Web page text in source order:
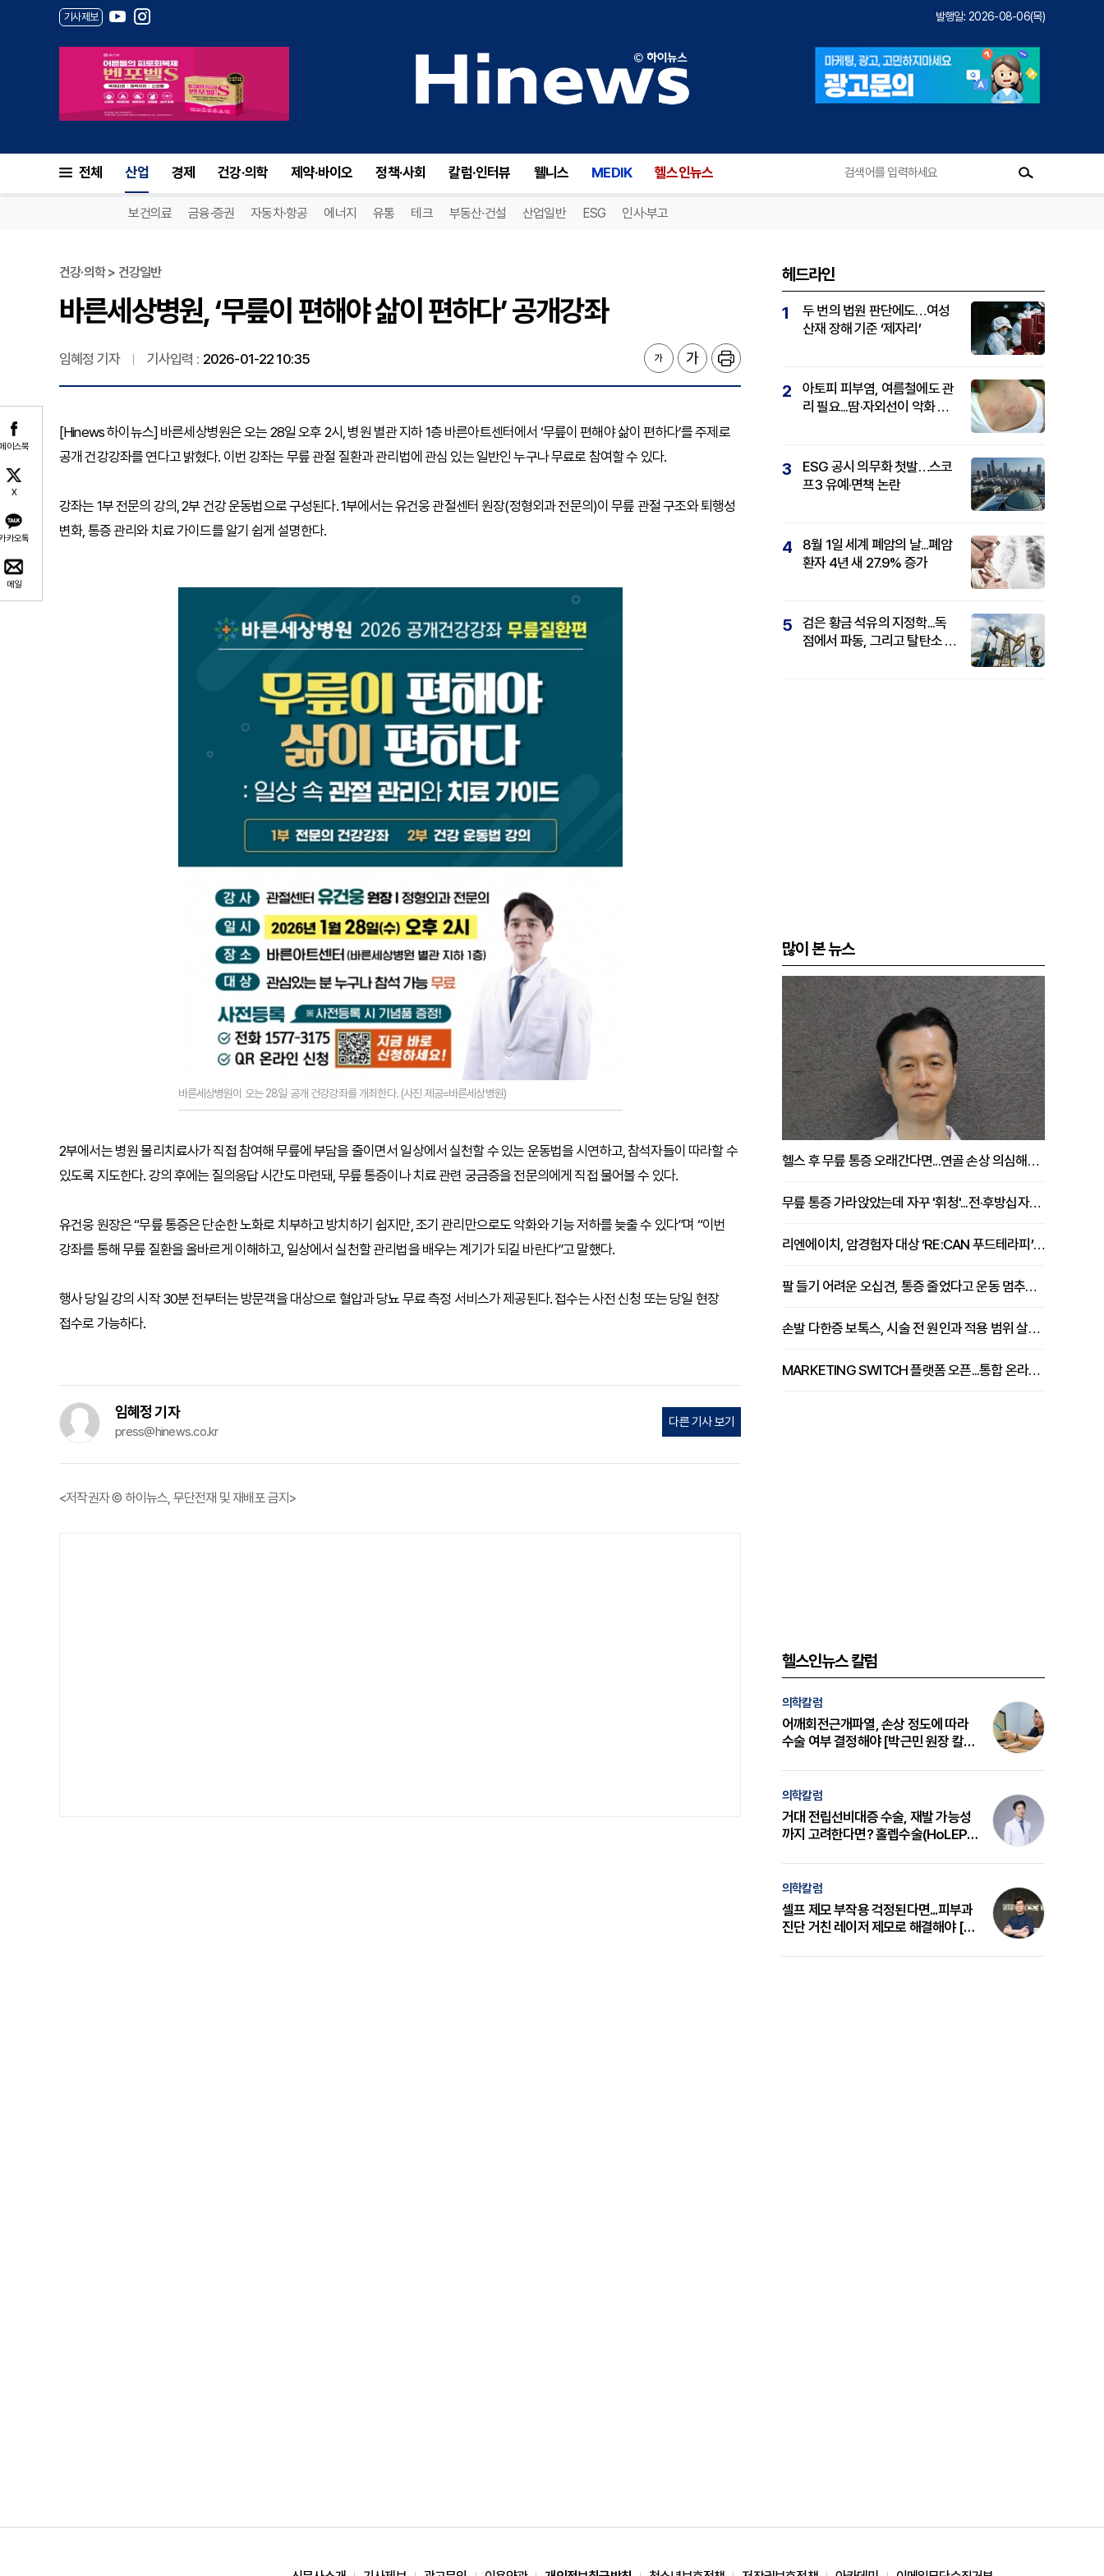
기사제보 발행일: 2026-08-06(목)
전체 산업 경제 건강·의학 제약·바이오 정책·사회 칼럼·인터뷰 웰니스 MEDIK 헬스인뉴스
보건의료 금융·증권 자동차·항공 에너지 유통 테크 부동산·건설 산업일반 ESG 인사·부고
이스북
X
카오톡
메일
건강·의학 > 건강일반
바른세상병원, ‘무릎이 편해야 삶이 편하다’ 공개강좌
임혜정 기자 기사입력 : 2026-01-22 10:35
[Hinews 하이뉴스] 바른세상병원은 오는 28일 오후 2시, 병원 별관 지하 1층 바른아트센터에서 ‘무릎이 편해야 삶이 편하다’를 주제로
공개 건강강좌를 연다고 밝혔다. 이번 강좌는 무릎 관절 질환과 관리법에 관심 있는 일반인 누구나 무료로 참여할 수 있다.
강좌는 1부 전문의 강의, 2부 건강 운동법으로 구성된다. 1부에서는 유건웅 관절센터 원장(정형외과 전문의)이 무릎 관절 구조와 퇴행성
변화, 통증 관리와 치료 가이드를 알기 쉽게 설명한다.
바른세상병원이 오는 28일 공개 건강강좌를 개최한다. (사진 제공=바른세상병원)
2부에서는 병원 물리치료사가 직접 참여해 무릎에 부담을 줄이면서 일상에서 실천할 수 있는 운동법을 시연하고, 참석자들이 따라할 수
있도록 지도한다. 강의 후에는 질의응답 시간도 마련돼, 무릎 통증이나 치료 관련 궁금증을 전문의에게 직접 물어볼 수 있다.
유건웅 원장은 “무릎 통증은 단순한 노화로 치부하고 방치하기 쉽지만, 조기 관리만으로도 악화와 기능 저하를 늦출 수 있다”며 “이번
강좌를 통해 무릎 질환을 올바르게 이해하고, 일상에서 실천할 관리법을 배우는 계기가 되길 바란다”고 말했다.
행사 당일 강의 시작 30분 전부터는 방문객을 대상으로 혈압과 당뇨 무료 측정 서비스가 제공된다. 접수는 사전 신청 또는 당일 현장
접수로 가능하다.
임혜정 기자
press@hinews.co.kr
다른 기사 보기
<저작권자 © 하이뉴스, 무단전재 및 재배포 금지>
헤드라인
1
두 번의 법원 판단에도…여성
산재 장해 기준 ‘제자리’
2
아토피 피부염, 여름철에도 관
리 필요...땀·자외선이 악화 요
3
ESG 공시 의무화 첫발…스코
프3 유예·면책 논란
4
8월 1일 세계 폐암의 날...폐암
환자 4년 새 27.9% 증가
5
검은 황금 석유의 지정학...독
점에서 파동, 그리고 탈탄소 패
많이 본 뉴스
헬스 후 무릎 통증 오래간다면...연골 손상 의심해야 [김상범 원장 칼럼]
무릎 통증 가라앉았는데 자꾸 '휘청'...전·후방십자인대 파열 확인해야 [곽우경 원장 칼럼]
리엔에이치, 암경험자 대상 ‘RE:CAN 푸드테라피’ 운영
팔 들기 어려운 오십견, 통증 줄었다고 운동 멈추면 안 되는 이유 [이병욱 원장 칼럼]
손발 다한증 보톡스, 시술 전 원인과 적용 범위 살펴야 [강윤일 원장 칼럼]
MARKETING SWITCH 플랫폼 오픈...통합 온라인 마케팅 서비스 확대
헬스인뉴스 칼럼
의학칼럼
어깨회전근개파열, 손상 정도에 따라
수술 여부 결정해야 [박근민 원장 칼
의학칼럼
거대 전립선비대증 수술, 재발 가능성
까지 고려한다면? 홀렙수술(HoLEP)
의학칼럼
셀프 제모 부작용 걱정된다면...피부과
진단 거친 레이저 제모로 해결해야 [변